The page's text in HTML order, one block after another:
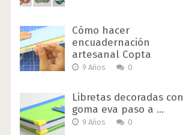
Cómo hacer
encuadernación
artesanal Copta
9 Años 0
Libretas decoradas con
goma eva paso a …
9 Años 0